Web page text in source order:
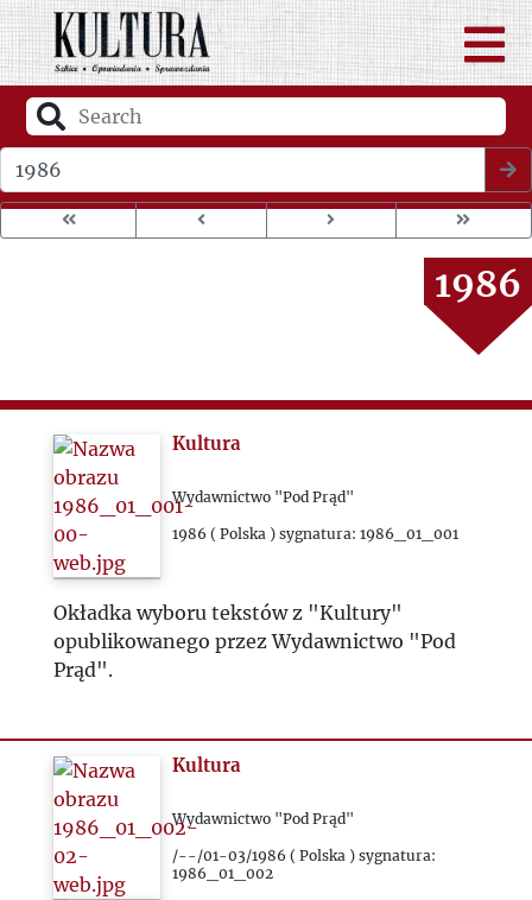
1982
1983
1984
1985
1986
1987
1988
1990
1993
2020
Kultura
Wydawnictwo "Pod Prąd"
1986 ( Polska ) sygnatura: 1986_01_001
Okładka wyboru tekstów z "Kultury"
opublikowanego przez Wydawnictwo "Pod
Prąd".
Kultura
Wydawnictwo "Pod Prąd"
/--/01-03/1986 ( Polska ) sygnatura:
1986_01_002